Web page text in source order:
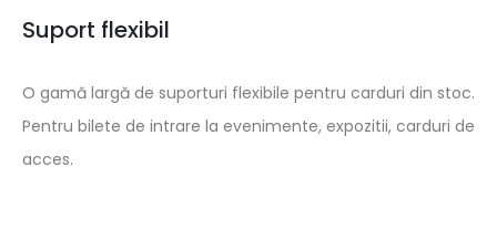
Suport flexibil
O gamă largă de suporturi flexibile pentru carduri din stoc.
Pentru bilete de intrare la evenimente, expozitii, carduri de
acces.